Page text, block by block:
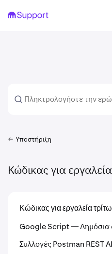
Υποστήριξη
Κώδικας για
Κώδικας για εργαλεία
Google Script — Δημόσια
Συλλογές Postman REST